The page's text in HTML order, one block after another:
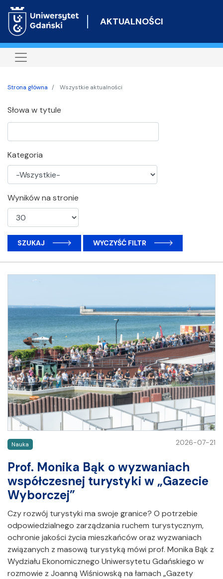
do
AKTUALNOŚCI
Strona główna Wszystkie aktualności
Słowa w tytule
Kategoria
Wyników na stronie
SZUKAJ WYCZYŚĆ FILTR
Nauka 2026-07-21
Prof. Monika Bąk o wyzwaniach
współczesnej turystyki w „Gazecie
Wyborczej”
Czy rozwój turystyki ma swoje granice? O potrzebie
odpowiedzialnego zarządzania ruchem turystycznym,
ochronie jakości życia mieszkańców oraz wyzwaniach
związanych z masową turystyką mówi prof. Monika Bąk z
Wydziału Ekonomicznego Uniwersytetu Gdańskiego w
rozmowie z Joanną Wiśniowską na łamach „Gazety